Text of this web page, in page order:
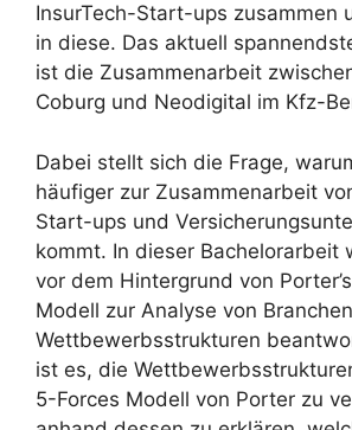
InsurTech-Start-ups zusammen
in diese. Das aktuell
ist die Zusammenarbeit
Coburg und Neodigital im Kfz-
Dabei stellt sich die Frage,
häufiger zur Zusammenarbeit
Start-ups und
kommt. In dieser Bachelorarbeit
vor dem Hintergrund von
Modell zur Analyse von
Wettbewerbsstrukturen
ist es, die
5-Forces Modell von Porter zu